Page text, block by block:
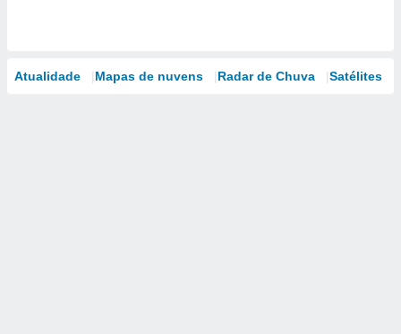
Atualidade Mapas de nuvens Radar de Chuva Satélites